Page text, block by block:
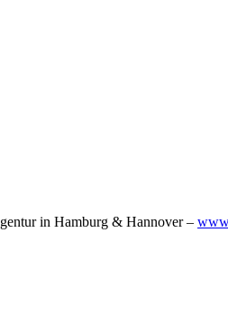
in Hamburg & Hannover –